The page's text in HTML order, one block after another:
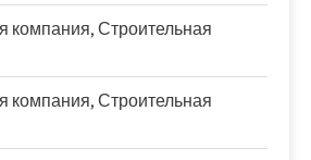
компания, Строительная
компания, Строительная